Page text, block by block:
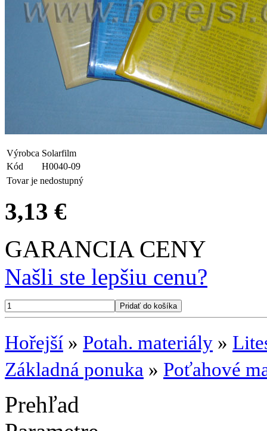
Výrobca Solarfilm
Kód
H0040-09
Tovar je nedostupný
3,13 €
GARANCIA CENY
Našli ste lepšiu cenu?
Hořejší » Potah. materiály »
Základná ponuka » Poťahové
Prehľad